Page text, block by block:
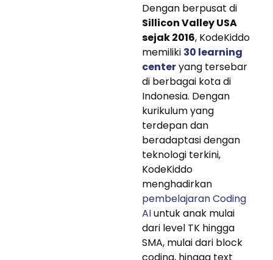
Dengan berpusat di
Sillicon Valley USA
sejak 2016, KodeKiddo
memiliki 30 learning
centeryang tersebar
di berbagai kota di
Indonesia. Dengan
kurikulum yang
terdepan dan
beradaptasi dengan
teknologi terkini,
KodeKiddo
menghadirkan
pembelajaran Coding
AIuntuk anak mulai
dari level TK hingga
SMA, mulai dari block
coding, hingga text